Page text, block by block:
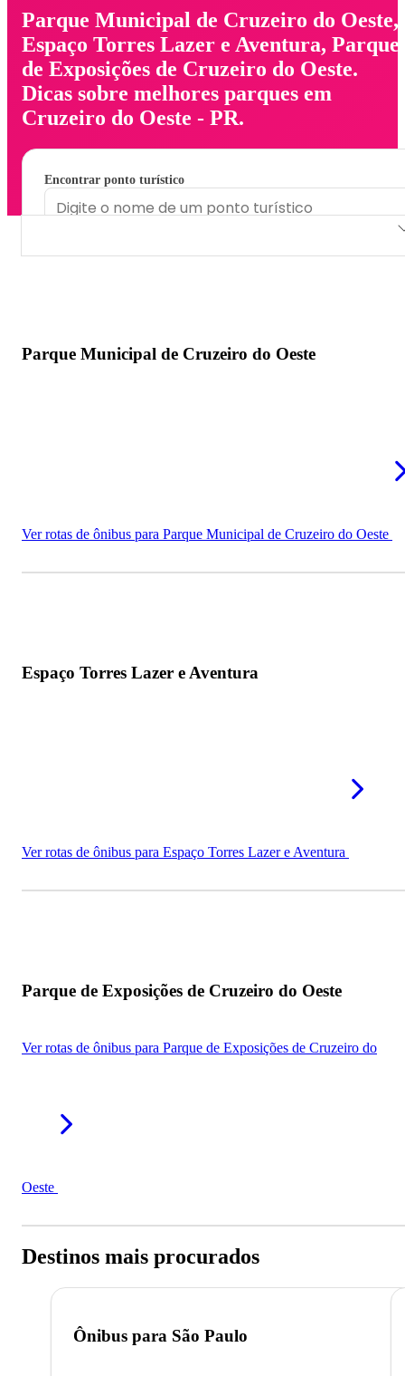
Parque Municipal de Cruzeiro do Oeste,
Espaço Torres Lazer e Aventura, Parque
de Exposições de Cruzeiro do Oeste.
Dicas sobre melhores parques em
Cruzeiro do Oeste - PR.
Encontrar ponto turístico
Parque Municipal de Cruzeiro do Oeste
Ver rotas de ônibus para Parque Municipal de Cruzeiro do Oeste
Espaço Torres Lazer e Aventura
Ver rotas de ônibus para Espaço Torres Lazer e Aventura
Parque de Exposições de Cruzeiro do Oeste
Ver rotas de ônibus para Parque de Exposições de Cruzeiro do
Oeste
Destinos mais procurados
Ônibus para São Paulo